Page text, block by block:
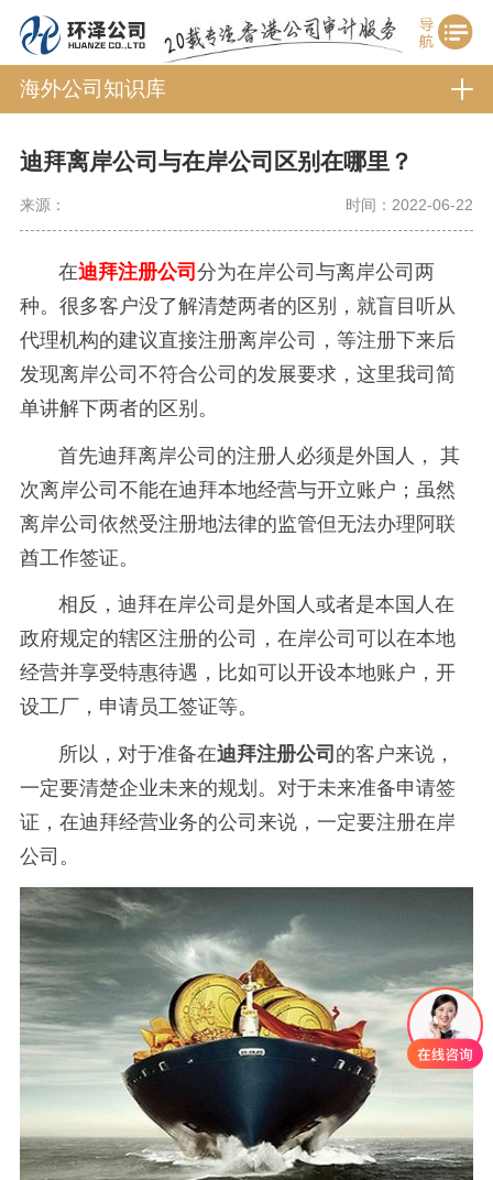
海外公司知识库
迪拜离岸公司与在岸公司区别在哪里？
来源： 时间：2022-06-22
在迪拜注册公司分为在岸公司与离岸公司两
种。很多客户没了解清楚两者的区别，就盲目听从
代理机构的建议直接注册离岸公司，等注册下来后
发现离岸公司不符合公司的发展要求，这里我司简
单讲解下两者的区别。
首先迪拜离岸公司的注册人必须是外国人， 其
次离岸公司不能在迪拜本地经营与开立账户；虽然
离岸公司依然受注册地法律的监管但无法办理阿联
酋工作签证。
相反，迪拜在岸公司是外国人或者是本国人在
政府规定的辖区注册的公司，在岸公司可以在本地
经营并享受特惠待遇，比如可以开设本地账户，开
设工厂，申请员工签证等。
所以，对于准备在迪拜注册公司 的客户来说，
一定要清楚企业未来的规划。对于未来准备申请签
证，在迪拜经营业务的公司来说，一定要注册在岸
公司。